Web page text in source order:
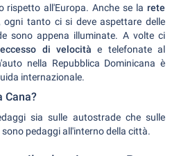
rispetto all'Europa. Anche se la rete
, ogni tanto ci si deve aspettare delle
sono appena illuminate. A volte ci
di velocità e telefonate al
nella Repubblica Dominicana è
internazionale.
Cana?
sia sulle autostrade che sulle
pedaggi all'interno della città.